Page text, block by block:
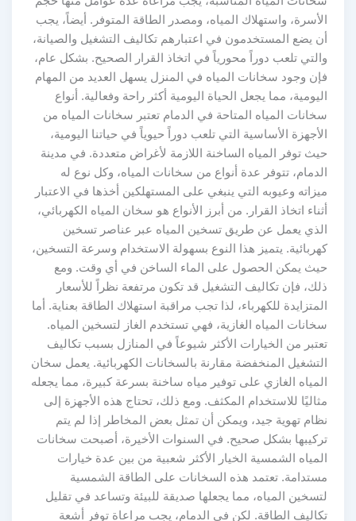
الأسرة، واستهلاك المياه، ومصدر الطاقة المتوفر. أيضاً، يجب
أن يضع المستخدمون في اعتبارهم تكاليف التشغيل والصيانة،
والتي تلعب دوراً محورياً في اتخاذ القرار الصحيح. بشكل عام،
فإن وجود سخانات المياه في المنزل يسهل العديد من المهام
اليومية، مما يجعل الحياة اليومية أكثر راحة وفعالية. أنواع
سخانات المياه المتاحة في الدمام تعتبر سخانات المياه من
الأجهزة الأساسية التي تلعب دوراً حيوياً في حياتنا اليومية،
حيث توفر المياه الساخنة اللازمة لأغراض متعددة. في مدينة
الدمام، تتوفر عدة أنواع من سخانات المياه، وكل نوع له
ميزاته وعيوبه التي ينبغي على المستهلكين أخذها في الاعتبار
أثناء اتخاذ القرار. من أبرز الأنواع هو سخان المياه الكهربائي،
الذي يعمل عن طريق تسخين المياه عبر عناصر تسخين
كهربائية. يتميز هذا النوع بسهولة الاستخدام وسرعة التسخين،
حيث يمكن الحصول على الماء الساخن في أي وقت. ومع
ذلك، فإن تكاليف التشغيل قد تكون مرتفعة نظراً للأسعار
المتزايدة للكهرباء، لذا تجب مراقبة استهلاك الطاقة بعناية. أما
سخانات المياه الغازية، فهي تستخدم الغاز لتسخين المياه.
تعتبر من الخيارات الأكثر شيوعاً في المنازل بسبب تكاليف
التشغيل المنخفضة مقارنة بالسخانات الكهربائية. يعمل سخان
المياه الغازي على توفير مياه ساخنة بسرعة كبيرة، مما يجعله
مثاليًا للاستخدام المكثف. ومع ذلك، تحتاج هذه الأجهزة إلى
نظام تهوية جيد، ويمكن أن تمثل بعض المخاطر إذا لم يتم
تركيبها بشكل صحيح. في السنوات الأخيرة، أصبحت سخانات
المياه الشمسية الخيار الأكثر شعبية من بين عدة خيارات
مستدامة. تعتمد هذه السخانات على الطاقة الشمسية
لتسخين المياه، مما يجعلها صديقة للبيئة وتساعد في تقليل
تكاليف الطاقة. لكن في الدمام، يجب مراعاة توفر أشعة